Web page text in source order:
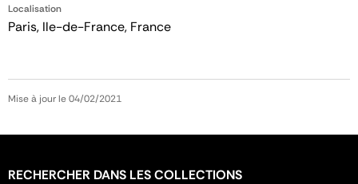
Localisation
Paris, Ile-de-France, France
Mise à jour le 04/02/2021
RECHERCHER DANS LES COLLECTIONS